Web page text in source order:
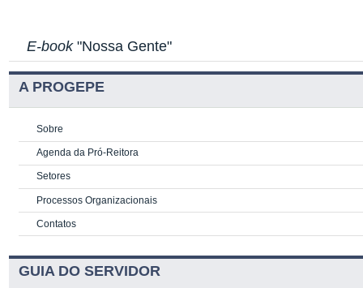
E-book"Nossa Gente"
A PROGEPE
Sobre
Agenda da Pró-Reitora
Setores
Processos Organizacionais
Contatos
GUIA DO SERVIDOR